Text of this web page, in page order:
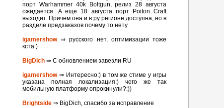
порт Warhammer 40k Boltgun, релиз 28 августа
ожидается. A eще 18 августа порт Poiton Сraft
выходит. Причем она и в ру регионе доступна, но в
разделе предзаказов почему то нету.
igamershow⇒ русского нет, оптимизации тоже
кста:)
BigDich ⇒ С обновлением завезли RU
igamershow⇒ Интересно:) в том же стиме у игры
указана полная локализация:) чего же так
мобильную платформу опрокинули?:))
Brightside ⇒ BigDich, спасибо за исправление